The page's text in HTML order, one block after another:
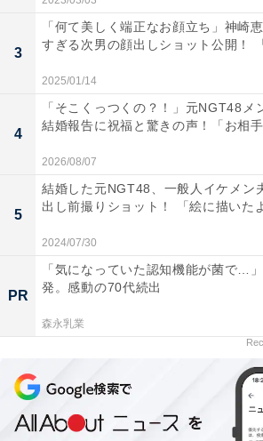
3
「何て美しく端正なお顔立ち」神崎
すぎる次男の顔出しショット公開！
2025/01/14
4
「そこくっつくの？！」元NGT48メ
結婚報告に祝福と驚きの声！「お相
2026/08/07
5
結婚した元NGT48、一般人イケメン
出し前撮りショット！ 「絵に描いた
2024/07/30
PR
「気になっていた認知機能が菌で…
発。感動の70代続出
森永乳業